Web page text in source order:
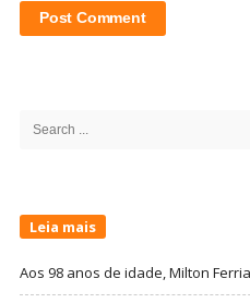
Search
Leia mais
Aos 98 anos de idade, Milton